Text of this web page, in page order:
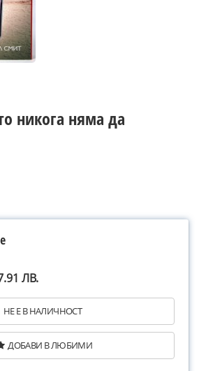
никога няма да
ЛВ.
НЕ Е В НАЛИЧНОСТ
ДОБАВИ В ЛЮБИМИ